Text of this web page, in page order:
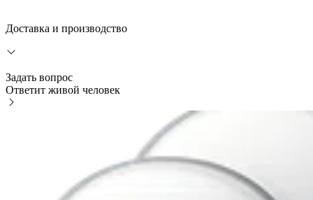
Доставка и производство
Задать вопрос
Ответит живой человек